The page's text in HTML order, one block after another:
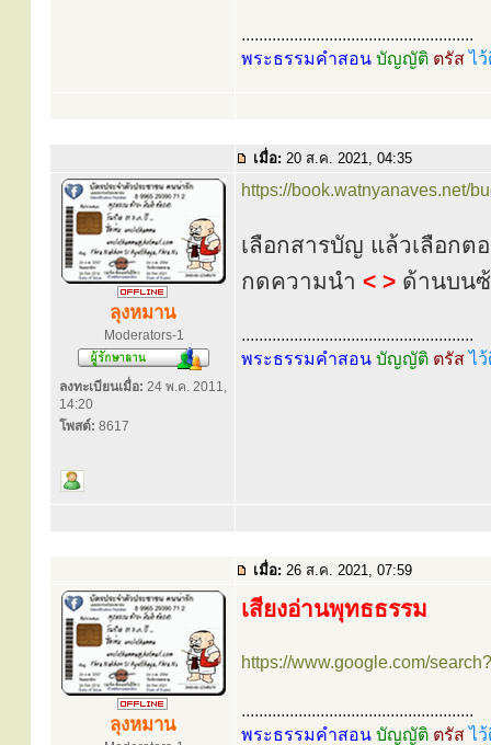
.....................................................
พระธรรมคำสอน บัญญัติ ตรัสไ
เมื่อ: 20 ส.ค. 2021, 04:35
ลุงหมาน
Moderators-1
ลงทะเบียนเมื่อ: 24 พ.ค. 2011,
14:20
โพสต์: 8617
https://book.watnyanaves.net/
เลือกสารบัญ แล้วเลือก
กดความนำ < > ด้านบน
.....................................................
พระธรรมคำสอน บัญญัติ ตรัสไ
เมื่อ: 26 ส.ค. 2021, 07:59
ลุงหมาน
เสียงอ่านพุทธธรรม
https://www.google.com/
.....................................................
พระธรรมคำสอน บัญญัติ ตรัสไ